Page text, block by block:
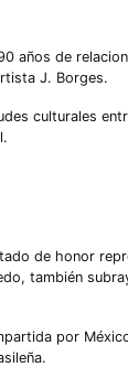
años de
J. Borges.
culturales
de honor
también
por